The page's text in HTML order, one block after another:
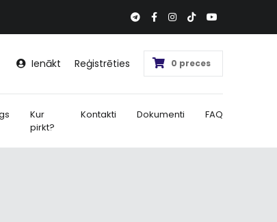
Ienākt Reģistrēties 0 preces
Kur
pirkt?
Kontakti Dokumenti FAQ